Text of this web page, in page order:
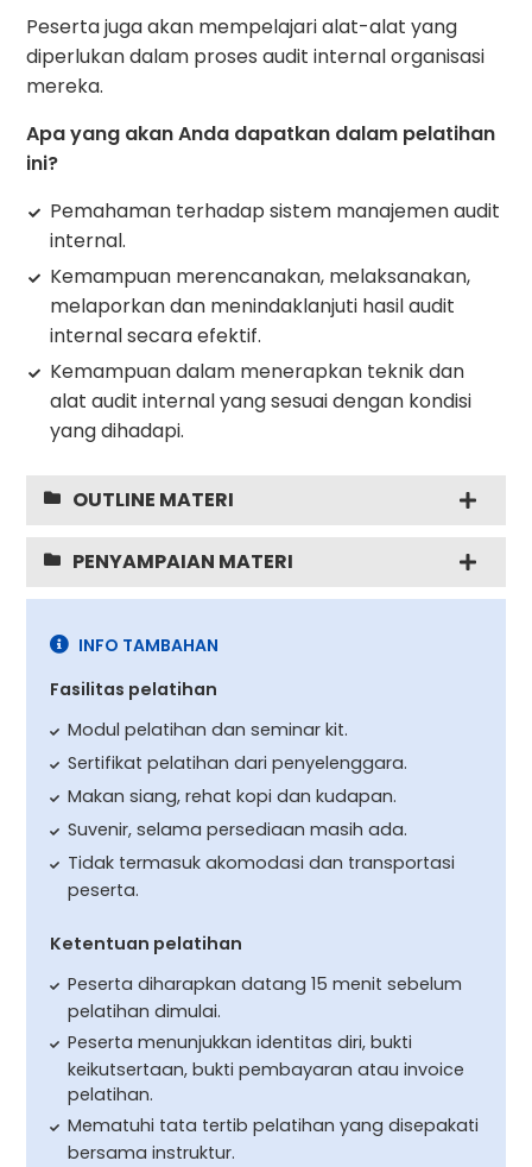
Peserta juga akan mempelajari alat-alat yang
diperlukan dalam proses audit internal organisasi
mereka.
Apa yang akan Anda dapatkan dalam pelatihan
ini?
Pemahaman terhadap sistem manajemen audit
internal.
Kemampuan merencanakan, melaksanakan,
melaporkan dan menindaklanjuti hasil audit
internal secara efektif.
Kemampuan dalam menerapkan teknik dan
alat audit internal yang sesuai dengan kondisi
yang dihadapi.
OUTLINE MATERI
PENYAMPAIAN MATERI
INFO TAMBAHAN
Fasilitas pelatihan
Modul pelatihan dan seminar kit.
Sertifikat pelatihan dari penyelenggara.
Makan siang, rehat kopi dan kudapan.
Suvenir, selama persediaan masih ada.
Tidak termasuk akomodasi dan transportasi
peserta.
Ketentuan pelatihan
Peserta diharapkan datang 15 menit sebelum
pelatihan dimulai.
Peserta menunjukkan identitas diri, bukti
keikutsertaan, bukti pembayaran atau invoice
pelatihan.
Mematuhi tata tertib pelatihan yang disepakati
bersama instruktur.